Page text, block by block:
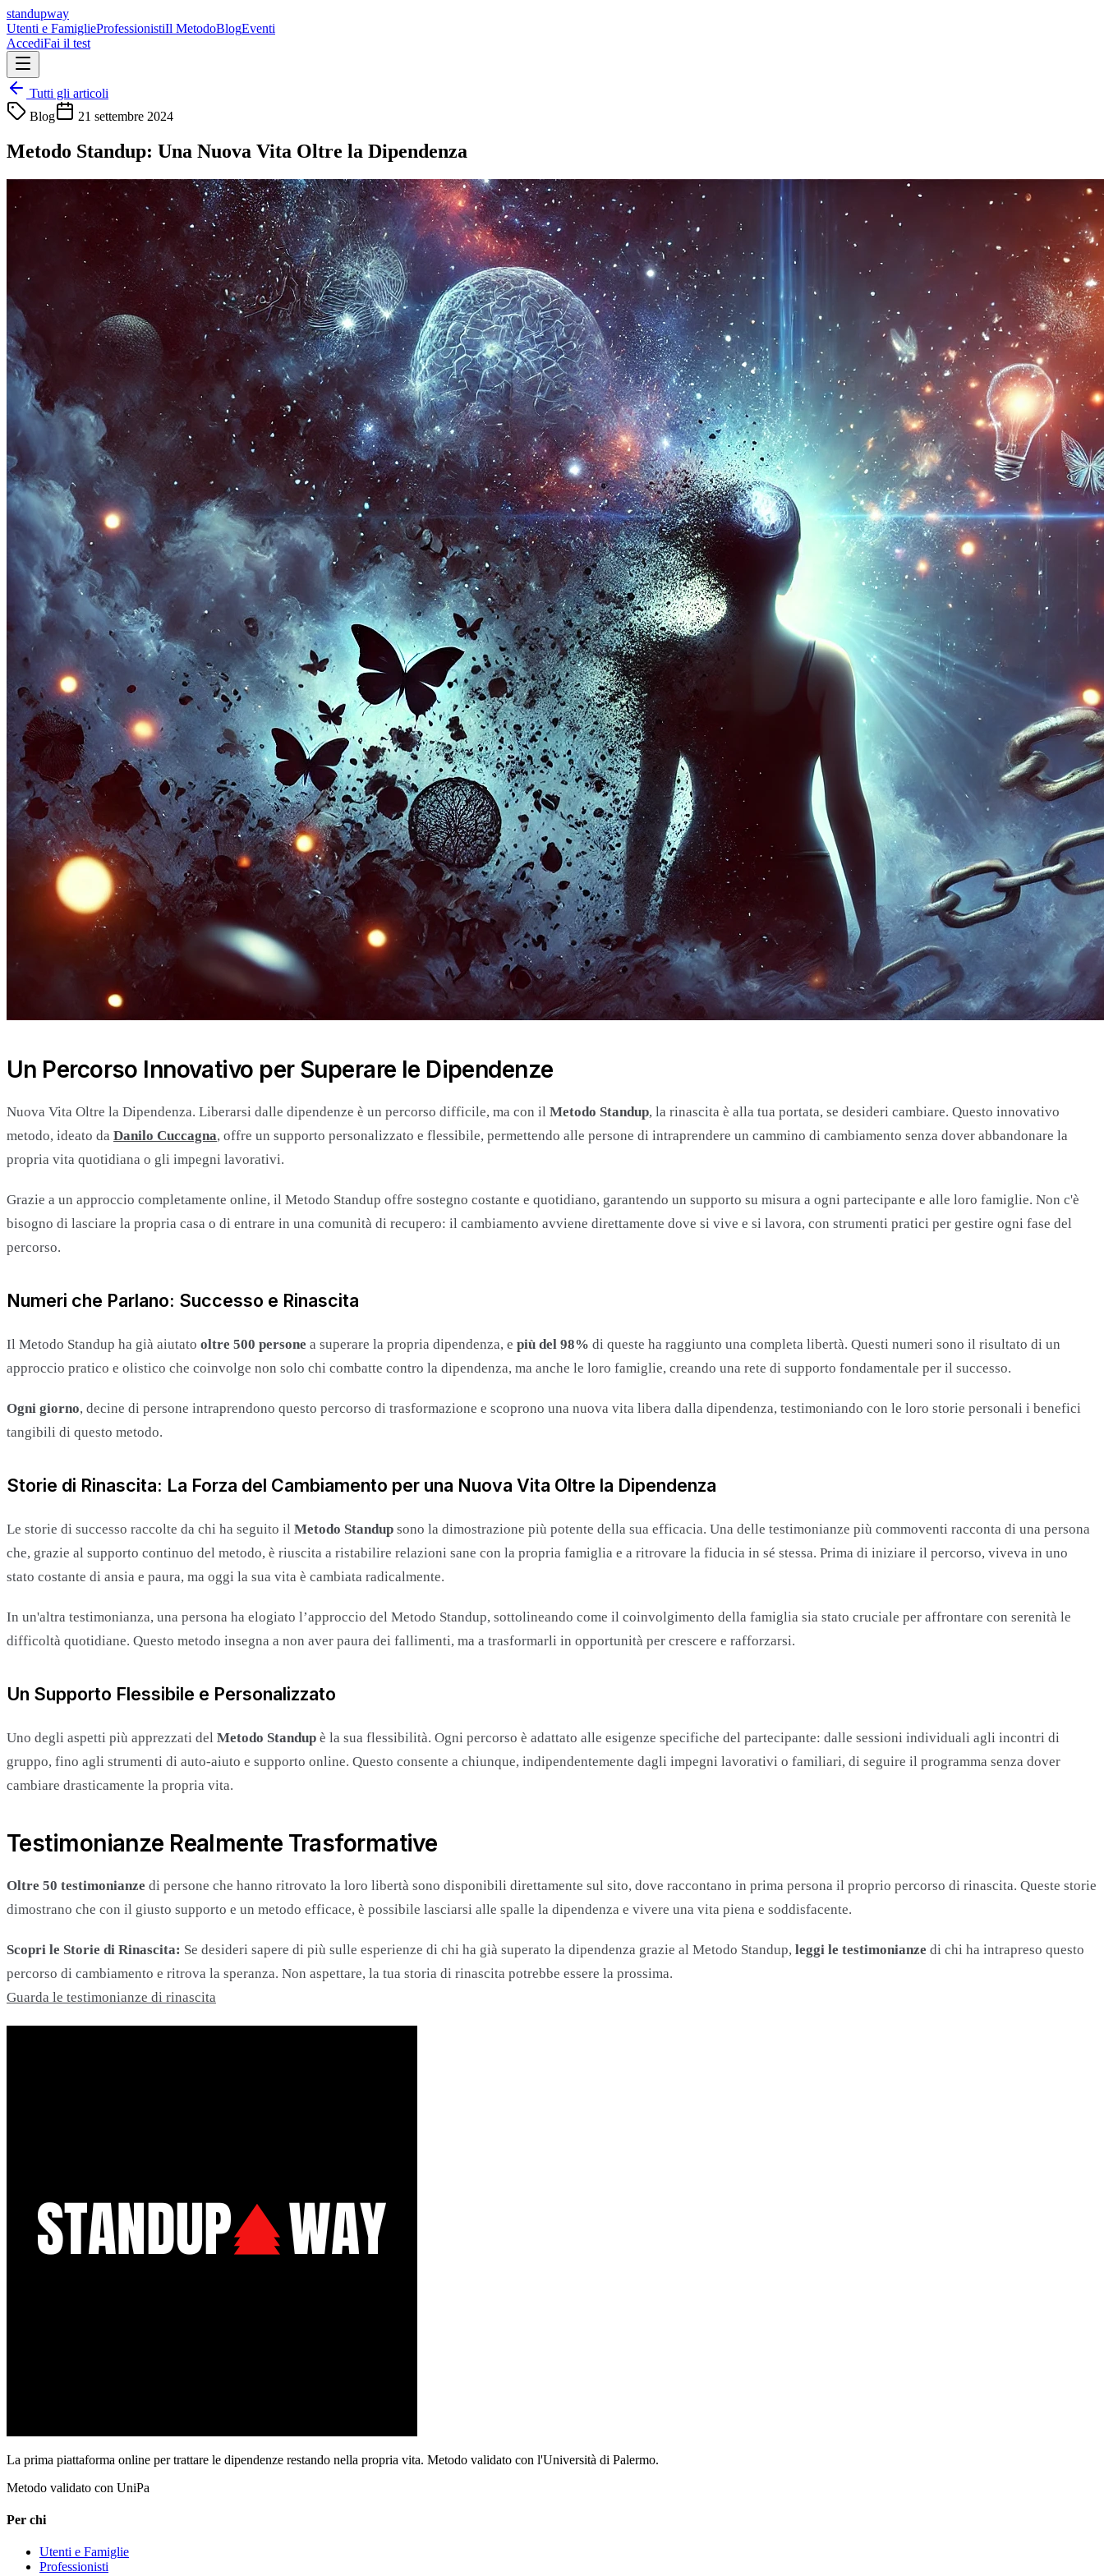
standupway
Utenti e FamiglieProfessionistiIl MetodoBlogEventi
AccediFai il test
Tutti gli articoli
Blog
21 settembre 2024
Metodo Standup: Una Nuova Vita Oltre la Dipendenza
Un Percorso Innovativo per Superare le Dipendenze
Nuova Vita Oltre la Dipendenza. Liberarsi dalle dipendenze è un percorso difficile, ma con il Metodo Standup, la rinascita è alla tua portata, se desideri cambiare. Questo innovativo
metodo, ideato da Danilo Cuccagna, offre un supporto personalizzato e flessibile, permettendo alle persone di intraprendere un cammino di cambiamento senza dover abbandonare la
propria vita quotidiana o gli impegni lavorativi.
Grazie a un approccio completamente online, il Metodo Standup offre sostegno costante e quotidiano, garantendo un supporto su misura a ogni partecipante e alle loro famiglie. Non c'è
bisogno di lasciare la propria casa o di entrare in una comunità di recupero: il cambiamento avviene direttamente dove si vive e si lavora, con strumenti pratici per gestire ogni fase del
percorso.
Numeri che Parlano: Successo e Rinascita
Il Metodo Standup ha già aiutato oltre 500 persone a superare la propria dipendenza, e più del 98% di queste ha raggiunto una completa libertà. Questi numeri sono il risultato di un
approccio pratico e olistico che coinvolge non solo chi combatte contro la dipendenza, ma anche le loro famiglie, creando una rete di supporto fondamentale per il successo.
Ogni giorno, decine di persone intraprendono questo percorso di trasformazione e scoprono una nuova vita libera dalla dipendenza, testimoniando con le loro storie personali i benefici
tangibili di questo metodo.
Storie di Rinascita: La Forza del Cambiamento per una Nuova Vita Oltre la Dipendenza
Le storie di successo raccolte da chi ha seguito il Metodo Standup sono la dimostrazione più potente della sua efficacia. Una delle testimonianze più commoventi racconta di una persona
che, grazie al supporto continuo del metodo, è riuscita a ristabilire relazioni sane con la propria famiglia e a ritrovare la fiducia in sé stessa. Prima di iniziare il percorso, viveva in uno
stato costante di ansia e paura, ma oggi la sua vita è cambiata radicalmente.
In un'altra testimonianza, una persona ha elogiato l’approccio del Metodo Standup, sottolineando come il coinvolgimento della famiglia sia stato cruciale per affrontare con serenità le
difficoltà quotidiane. Questo metodo insegna a non aver paura dei fallimenti, ma a trasformarli in opportunità per crescere e rafforzarsi.
Un Supporto Flessibile e Personalizzato
Uno degli aspetti più apprezzati del Metodo Standup è la sua flessibilità. Ogni percorso è adattato alle esigenze specifiche del partecipante: dalle sessioni individuali agli incontri di
gruppo, fino agli strumenti di auto-aiuto e supporto online. Questo consente a chiunque, indipendentemente dagli impegni lavorativi o familiari, di seguire il programma senza dover
cambiare drasticamente la propria vita.
Testimonianze Realmente Trasformative
Oltre 50 testimonianze di persone che hanno ritrovato la loro libertà sono disponibili direttamente sul sito, dove raccontano in prima persona il proprio percorso di rinascita. Queste storie
dimostrano che con il giusto supporto e un metodo efficace, è possibile lasciarsi alle spalle la dipendenza e vivere una vita piena e soddisfacente.
Scopri le Storie di Rinascita: Se desideri sapere di più sulle esperienze di chi ha già superato la dipendenza grazie al Metodo Standup, leggi le testimonianze di chi ha intrapreso questo
percorso di cambiamento e ritrova la speranza. Non aspettare, la tua storia di rinascita potrebbe essere la prossima.
Guarda le testimonianze di rinascita
La prima piattaforma online per trattare le dipendenze restando nella propria vita. Metodo validato con l'Università di Palermo.
Metodo validato con UniPa
Per chi
Utenti e Famiglie
Professionisti